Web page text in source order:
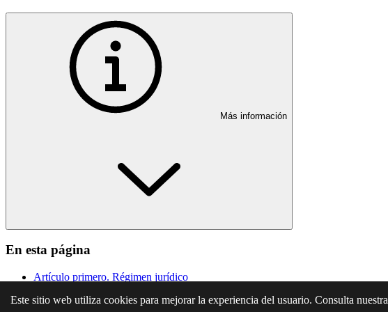
Más información
En esta página
Artículo primero. Régimen jurídico
Artículo tercero. Aplicación del régimen
Este sitio web utiliza cookies para mejorar la experiencia del usuario. Consulta nuestra